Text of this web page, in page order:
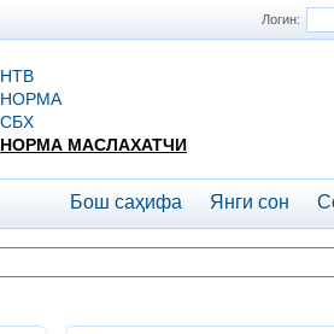
Логин:
НТВ
НОРМА
СБХ
НОРМА МАСЛАХАТЧИ
Бош саҳифа Янги сон